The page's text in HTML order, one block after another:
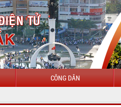
CÔNG DÂN